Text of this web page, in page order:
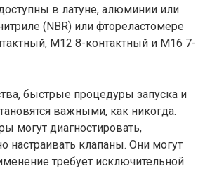
в латуне, алюминии или
(NBR) или фтореластомере
M12 8-контактный и M16 7-
быстрые процедуры запуска и
важными, как никогда.
могут диагностировать,
настраивать клапаны. Они могут
требует исключительной